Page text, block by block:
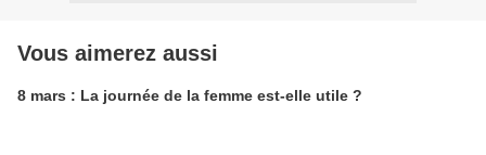
Vous aimerez aussi
8 mars : La journée de la femme est-elle utile ?